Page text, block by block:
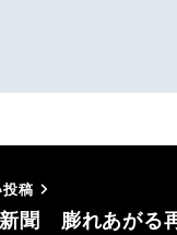
稿
聞 膨れあがる